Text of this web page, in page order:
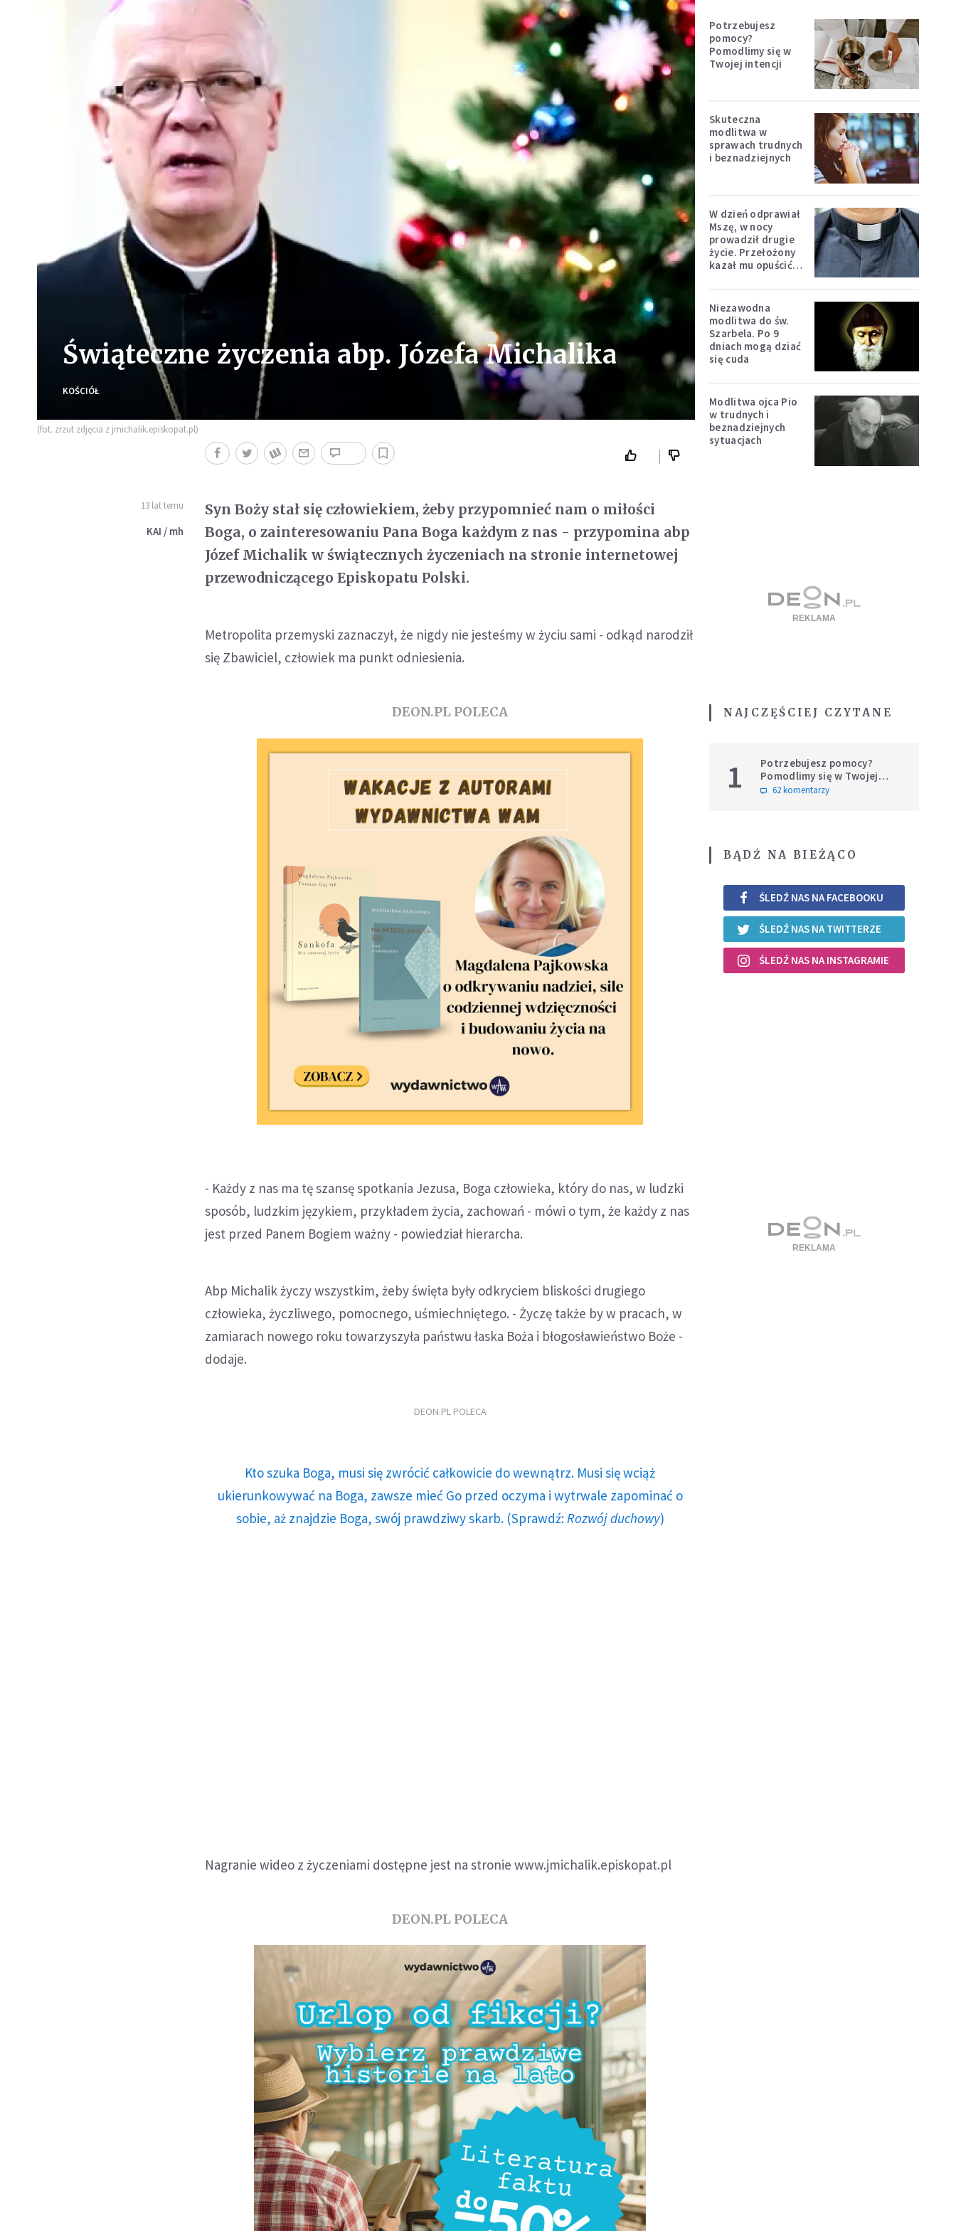
Świąteczne życzenia abp. Józefa Michalika
KOŚCIÓŁ
(fot. zrzut zdjęcia z jmichalik.episkopat.pl)
13 lat temu
KAI / mh
Syn Boży stał się człowiekiem, żeby przypomnieć nam o miłości
Boga, o zainteresowaniu Pana Boga każdym z nas - przypomina abp
Józef Michalik w świątecznych życzeniach na stronie internetowej
przewodniczącego Episkopatu Polski.
Metropolita przemyski zaznaczył, że nigdy nie jesteśmy w życiu sami - odkąd narodził
się Zbawiciel, człowiek ma punkt odniesienia.
DEON.PL POLECA
- Każdy z nas ma tę szansę spotkania Jezusa, Boga człowieka, który do nas, w ludzki
sposób, ludzkim językiem, przykładem życia, zachowań - mówi o tym, że każdy z nas
jest przed Panem Bogiem ważny - powiedział hierarcha.
Abp Michalik życzy wszystkim, żeby święta były odkryciem bliskości drugiego
człowieka, życzliwego, pomocnego, uśmiechniętego. - Życzę także by w pracach, w
zamiarach nowego roku towarzyszyła państwu łaska Boża i błogosławieństwo Boże -
dodaje.
DEON.PL POLECA
Kto szuka Boga, musi się zwrócić całkowicie do wewnątrz. Musi się wciąż
ukierunkowywać na Boga, zawsze mieć Go przed oczyma i wytrwale zapominać o
sobie, aż znajdzie Boga, swój prawdziwy skarb. (Sprawdź: Rozwój duchowy)
Nagranie wideo z życzeniami dostępne jest na stronie www.jmichalik.episkopat.pl
DEON.PL POLECA
Potrzebujesz
pomocy?
Pomodlimy się w
Twojej intencji
Skuteczna
modlitwa w
sprawach trudnych
i beznadziejnych
W dzień odprawiał
Mszę, w nocy
prowadził drugie
życie. Przełożony
kazał mu opuścić
Niezawodna
modlitwa do św.
Szarbela. Po 9
dniach mogą dziać
się cuda
Modlitwa ojca Pio
w trudnych i
beznadziejnych
sytuacjach
NAJCZĘŚCIEJ CZYTANE
1
Potrzebujesz pomocy?
Pomodlimy się w Twojej
intencji
62 komentarzy
BĄDŹ NA BIEŻĄCO
ŚLEDŹ NAS NA FACEBOOKU
ŚLEDŹ NAS NA TWITTERZE
ŚLEDŹ NAS NA INSTAGRAMIE